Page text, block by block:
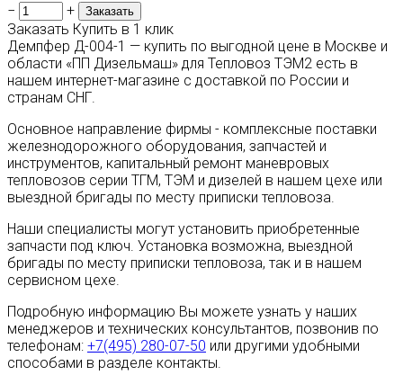
−
+
Заказать Купить в 1 клик
Демпфер Д-004-1 — купить по выгодной цене в Москве и
области «ПП Дизельмаш» для Тепловоз ТЭМ2 есть в
нашем интернет-магазине с доставкой по России и
странам СНГ.
Основное направление фирмы - комплексные поставки
железнодорожного оборудования, запчастей и
инструментов, капитальный ремонт маневровых
тепловозов серии ТГМ, ТЭМ и дизелей в нашем цехе или
выездной бригады по месту приписки тепловоза.
Наши специалисты могут установить приобретенные
запчасти под ключ. Установка возможна, выездной
бригады по месту приписки тепловоза, так и в нашем
сервисном цехе.
Подробную информацию Вы можете узнать у наших
менеджеров и технических консультантов, позвонив по
телефонам: +7(495) 280-07-50 или другими удобными
способами в разделе контакты.